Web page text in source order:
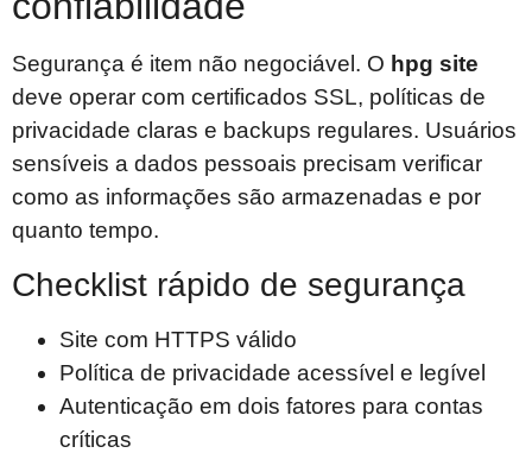
Segurança é item não negociável. O hpg site
deve operar com certificados SSL, políticas de
privacidade claras e backups regulares. Usuários
sensíveis a dados pessoais precisam verificar
como as informações são armazenadas e por
quanto tempo.
Checklist rápido de segurança
Site com HTTPS válido
Política de privacidade acessível e legível
Autenticação em dois fatores para contas
críticas